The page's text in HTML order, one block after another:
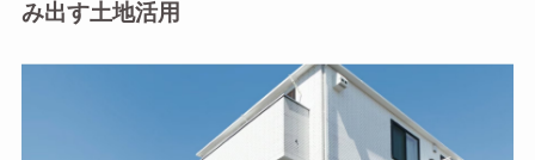
み出す土地活用